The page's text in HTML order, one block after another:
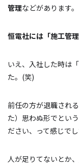
管理などがあります。
恒電社には「施工管
いえ、入社した時は
た。(笑)
前任の方が退職され
た）思わぬ形でとい
ださい、って感じでし
人が足りてないとか